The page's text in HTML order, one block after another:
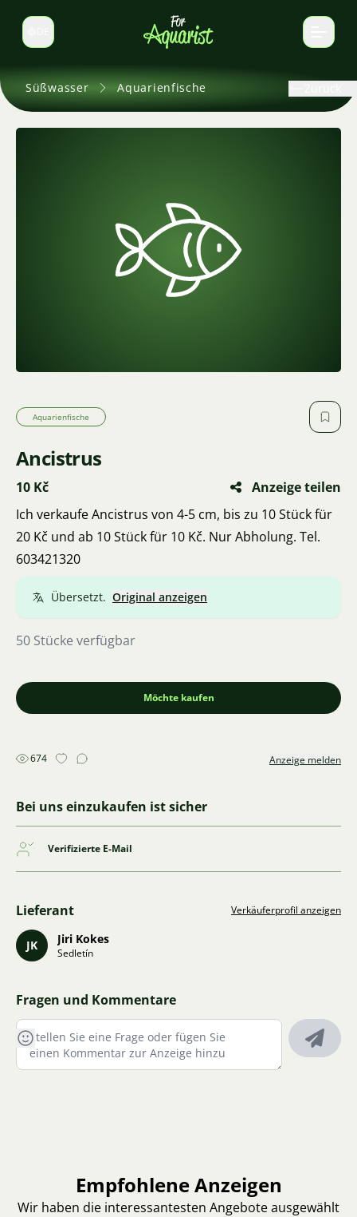
Sprache wechseln
Süßwasser Aquarienfische
Aquarienfische
Ancistrus
10 Kč
Anzeige teilen
Ich verkaufe Ancistrus von 4-5 cm, bis zu 10 Stück für
20 Kč und ab 10 Stück für 10 Kč. Nur Abholung. Tel.
603421320
Übersetzt. Original anzeigen
50 Stücke verfügbar
Möchte kaufen
674 Anzeige melden
Bei uns einzukaufen ist sicher
Verifizierte E-Mail
Lieferant Verkäuferprofil anzeigen
JK Jiri Kokes
Sedletín
Fragen und Kommentare
Empfohlene Anzeigen
Wir haben die interessantesten Angebote ausgewählt